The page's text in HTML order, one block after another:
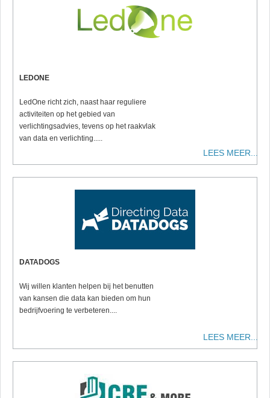
LEDONE
LedOne richt zich, naast haar reguliere
activiteiten op het gebied van
verlichtingsadvies, tevens op het raakvlak
van data en verlichting.....
LEES MEER...
DATADOGS
Wij willen klanten helpen bij het benutten
van kansen die data kan bieden om hun
bedrijfvoering te verbeteren....
LEES MEER...